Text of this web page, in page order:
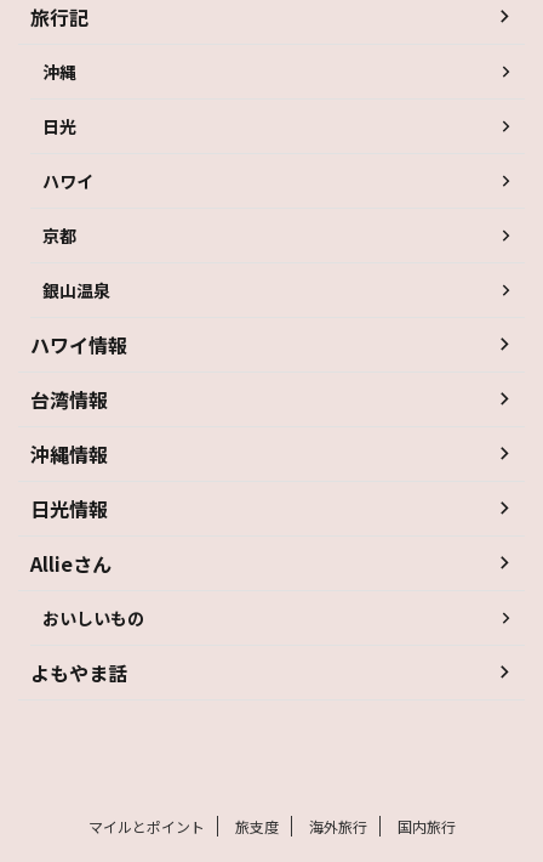
旅行記
沖縄
日光
ハワイ
京都
銀山温泉
ハワイ情報
台湾情報
沖縄情報
日光情報
Allieさん
おいしいもの
よもやま話
マイルとポイント 旅支度 海外旅行 国内旅行